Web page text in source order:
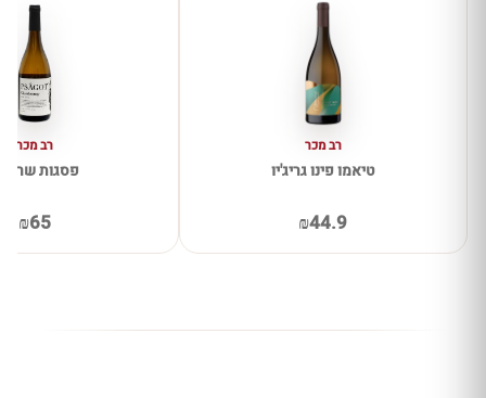
רב מכר
טיאמו פינו גריג'יו
₪44.9
רב מכר
פסגות
₪65